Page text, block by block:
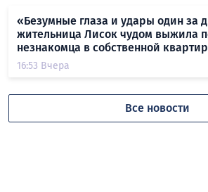
«Безумные глаза и удары один за
жительница Лисок чудом выжила
незнакомца в собственной
16:53 Вчера
Все новости